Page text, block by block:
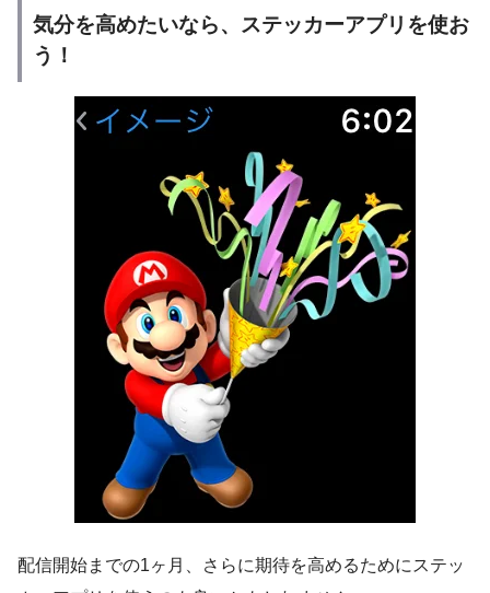
気分を高めたいなら、ステッカーアプリを使お
う！
配信開始までの1ヶ月、さらに期待を高めるためにステッ